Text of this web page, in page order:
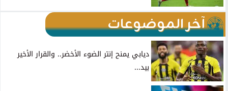
آخر الموضوعات
ديابي يمنح إنتر الضوء الأخضر.. والقرار الأخير
بيد...